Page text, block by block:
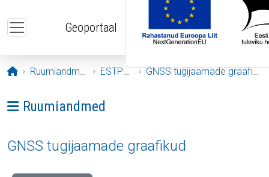
Geoportaal
Avaleht
Ruumiandmed ESTPOS GNSS tugijaamade graafikud
Ava menüü: Ruumiandmed
Ruumiandmed
GNSS tugijaamade graafikud